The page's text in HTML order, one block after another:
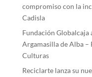
compromiso con la
Cadisla
Fundación Globalcaja
Argamasilla de Alba –
Culturas
Reciclarte lanza su